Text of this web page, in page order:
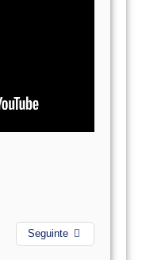
Seguinte